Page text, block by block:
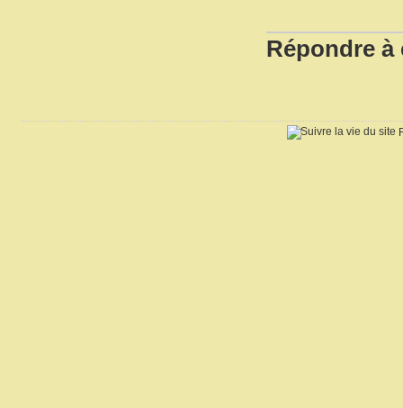
Répondre à